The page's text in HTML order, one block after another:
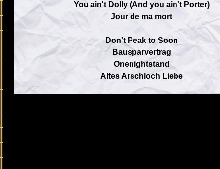
You ain't Dolly (And you ain't Porter)
Jour de ma mort
Don't Peak to Soon
Bausparvertrag
Onenightstand
Altes Arschloch Liebe